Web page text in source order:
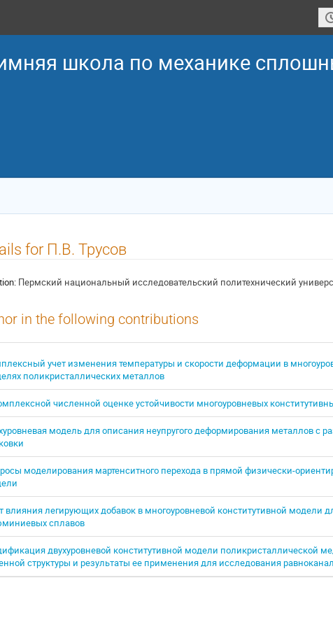
школа по механике
for П.В. Трусов
Пермский национальный исследовательский политехнический
in the following contributions
учет изменения температуры и скорости деформации в
поликристаллических металлов
численной оценке устойчивости многоуровневых
модель для описания неупругого деформирования металлов с
моделирования мартенситного перехода в прямой физически-
влияния легирующих добавок в многоуровневой конститутивной модели
сплавов
двухуровневой конститутивной модели поликристаллической
структуры и результаты ее применения для исследования